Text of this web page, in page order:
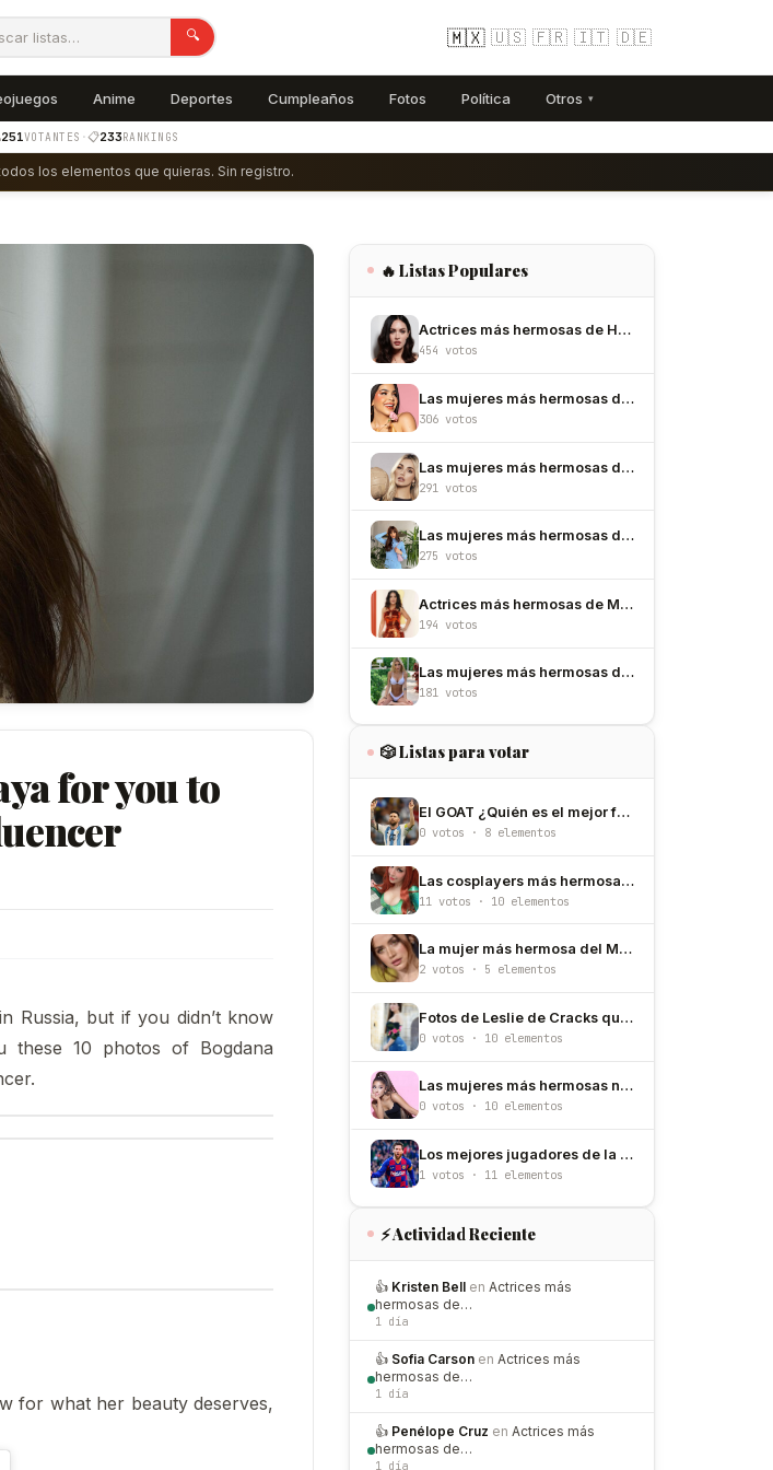
🔍 🇲🇽 🇺🇸 🇫🇷 🇮🇹 🇩🇪
Anime Deportes Cumpleaños Fotos Política Otros ▾
251VOTANTES ·📋233RANKINGS
los elementos que quieras. Sin registro.
for you to
Russia, but if you didn’t know
10 photos of Bogdana
for what her beauty deserves,
🔥 Listas Populares
Actrices más hermosas de Hollywood
454 votos
Las mujeres más hermosas de México
306 votos
Las mujeres más hermosas de Colombia
291 votos
Las mujeres más hermosas de España
275 votos
Actrices más hermosas de México
194 votos
Las mujeres más hermosas de Argentina
181 votos
🎲 Listas para votar
El GOAT ¿Quién es el mejor futbolista de todos los tiempos?
0 votos · 8 elementos
Las cosplayers más hermosas de México
11 votos · 10 elementos
La mujer más hermosa del Mundo de 2026
2 votos · 5 elementos
Fotos de Leslie de Cracks que explican por qué es de las más hermosas de México
0 votos · 10 elementos
Las mujeres más hermosas nacidas un 26 de junio
0 votos · 10 elementos
Los mejores jugadores de la historia de Barcelona
1 votos · 11 elementos
⚡ Actividad Reciente
👍 Kristen Bell en Actrices más
hermosas de…
1 día
👍 Sofia Carson en Actrices más
hermosas de…
1 día
👍 Penélope Cruz en Actrices más
hermosas de…
1 día